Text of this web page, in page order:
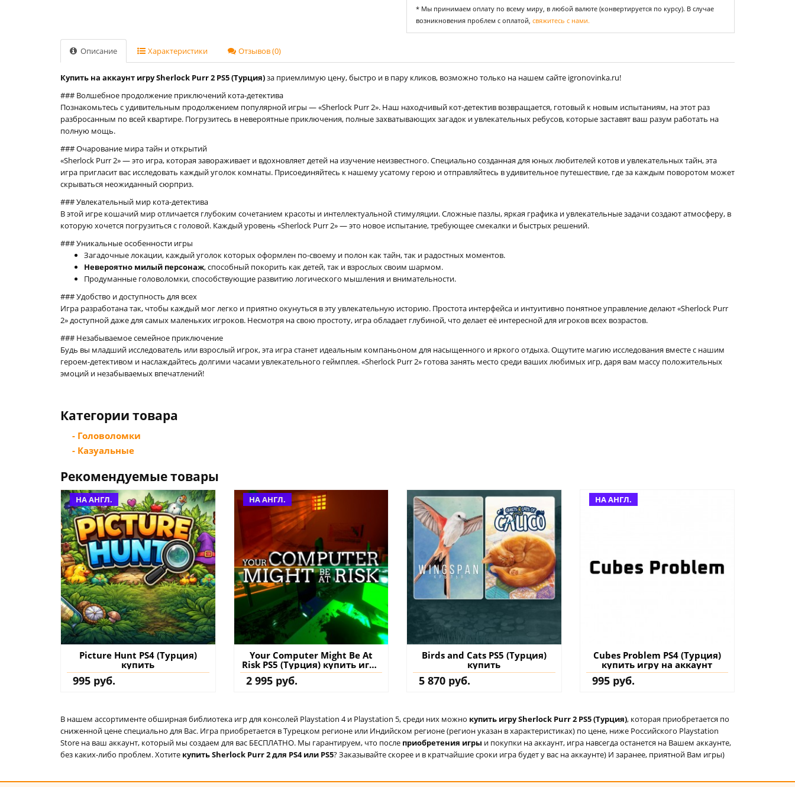
* Мы принимаем оплату по всему миру, в любой валюте (конвертируется по курсу). В случае
возникновения проблем с оплатой, свяжитесь с нами.
Описание Характеристики Отзывов (0)
Купить на аккаунт игру Sherlock Purr 2 PS5 (Турция)за приемлимую цену, быстро и в пару кликов, возможно только на нашем сайте igronovinka.ru!
### Волшебное продолжение приключений кота-детектива
Познакомьтесь с удивительным продолжением популярной игры — «Sherlock Purr 2». Наш находчивый кот-детектив возвращается, готовый к новым испытаниям, на этот раз
разбросанным по всей квартире. Погрузитесь в невероятные приключения, полные захватывающих загадок и увлекательных ребусов, которые заставят ваш разум работать на
полную мощь.
### Очарование мира тайн и открытий
«Sherlock Purr 2» — это игра, которая завораживает и вдохновляет детей на изучение неизвестного. Специально созданная для юных любителей котов и увлекательных тайн, эта
игра пригласит вас исследовать каждый уголок комнаты. Присоединяйтесь к нашему усатому герою и отправляйтесь в удивительное путешествие, где за каждым поворотом может
скрываться неожиданный сюрприз.
### Увлекательный мир кота-детектива
В этой игре кошачий мир отличается глубоким сочетанием красоты и интеллектуальной стимуляции. Сложные пазлы, яркая графика и увлекательные задачи создают атмосферу, в
которую хочется погрузиться с головой. Каждый уровень «Sherlock Purr 2» — это новое испытание, требующее смекалки и быстрых решений.
### Уникальные особенности игры
Загадочные локации, каждый уголок которых оформлен по-своему и полон как тайн, так и радостных моментов.
Невероятно милый персонаж, способный покорить как детей, так и взрослых своим шармом.
Продуманные головоломки, способствующие развитию логического мышления и внимательности.
### Удобство и доступность для всех
Игра разработана так, чтобы каждый мог легко и приятно окунуться в эту увлекательную историю. Простота интерфейса и интуитивно понятное управление делают «Sherlock Purr
2» доступной даже для самых маленьких игроков. Несмотря на свою простоту, игра обладает глубиной, что делает её интересной для игроков всех возрастов.
### Незабываемое семейное приключение
Будь вы младший исследователь или взрослый игрок, эта игра станет идеальным компаньоном для насыщенного и яркого отдыха. Ощутите магию исследования вместе с нашим
героем-детективом и наслаждайтесь долгими часами увлекательного геймплея. «Sherlock Purr 2» готова занять место среди ваших любимых игр, даря вам массу положительных
эмоций и незабываемых впечатлений!
Категории товара
- Головоломки
- Казуальные
Рекомендуемые товары
НА АНГЛ.
Picture Hunt PS4 (Турция)
купить
995 руб.
НА АНГЛ.
Your Computer Might Be At
Risk PS5 (Турция) купить игру
на аккаунт
2 995 руб.
Birds and Cats PS5 (Турция)
купить
5 870 руб.
НА АНГЛ.
Cubes Problem PS4 (Турция)
купить игру на аккаунт
995 руб.
В нашем ассортименте обширная библиотека игр для консолей Playstation 4 и Playstation 5, среди них можно купить игру Sherlock Purr 2 PS5 (Турция), которая приобретается по
сниженной цене специально для Вас. Игра приобретается в Турецком регионе или Индийском регионе (регион указан в характеристиках) по цене, ниже Российского Playstation
Store на ваш аккаунт, который мы создаем для вас БЕСПЛАТНО. Мы гарантируем, что после приобретения игры и покупки на аккаунт, игра навсегда останется на Вашем аккаунте,
без каких-либо проблем. Хотите купить Sherlock Purr 2 для PS4 или PS5? Заказывайте скорее и в кратчайшие сроки игра будет у вас на аккаунте) И заранее, приятной Вам игры)